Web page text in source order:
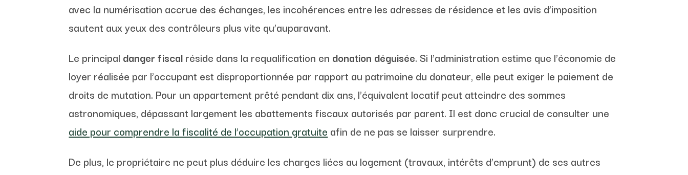
avec la numérisation accrue des échanges, les incohérences entre les adresses de résidence et les avis d’imposition
sautent aux yeux des contrôleurs plus vite qu’auparavant.
Le principal danger fiscalréside dans la requalification en donation déguisée. Si l’administration estime que l’économie de
loyer réalisée par l’occupant est disproportionnée par rapport au patrimoine du donateur, elle peut exiger le paiement de
droits de mutation. Pour un appartement prêté pendant dix ans, l’équivalent locatif peut atteindre des sommes
astronomiques, dépassant largement les abattements fiscaux autorisés par parent. Il est donc crucial de consulter une
aide pour comprendre la fiscalité de l’occupation gratuite afin de ne pas se laisser surprendre.
De plus, le propriétaire ne peut plus déduire les charges liées au logement (travaux, intérêts d’emprunt) de ses autres